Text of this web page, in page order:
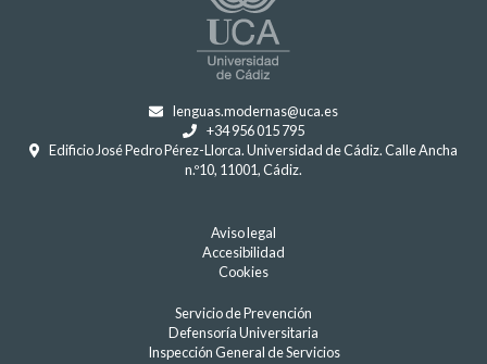
lenguas.modernas@uca.es
+34 956 015 795
Edificio José Pedro Pérez-Llorca. Universidad de Cádiz. Calle Ancha
n.º10, 11001, Cádiz.
Aviso legal
Accesibilidad
Cookies
Servicio de Prevención
Defensoría Universitaria
Inspección General de Servicios